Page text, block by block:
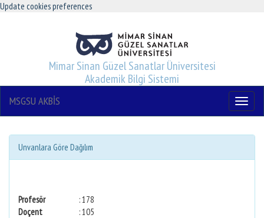
Update cookies preferences
Mimar Sinan Güzel Sanatlar Üniversitesi
Akademik Bilgi Sistemi
Menu
MSGSU AKBİS
Unvanlara Göre Dağılım
Profesör
: 178
Doçent
: 105